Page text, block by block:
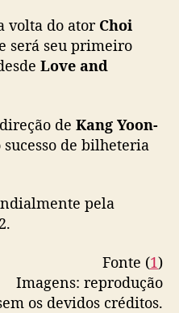
n
o
v
d
r
a
volta do ator Choi
será seu primeiro
Love and
de Kang Yoon-
de bilheteria
pela
Fonte (1)
Imagens: reprodução
os devidos créditos.